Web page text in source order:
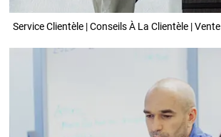
Service Clientèle | Conseils À La Clientèle | Vente